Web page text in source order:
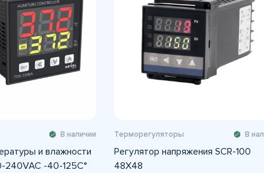
В наличии
и влажности
240VAC -40-125C°
Терморегуляторы В
Регулятор напряжения SCR-100
48X48